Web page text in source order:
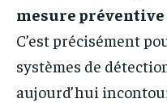
mesure préventive
C’est précisément
systèmes de
aujourd’hui